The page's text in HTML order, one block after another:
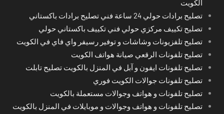
الكويت
تصليح برادات حولي 24 ساعة فني تصليح برادات باكستاني
تصليح تكييف مركزي حولي فني تكييف باكستاني حولي
تصليح تلفزيونات وشاشات و توفير رسيفر واي فاي في الكويت
تصليح تلفونات الرقعي صيانة هواتف الكويت
تصليح تلفونات ايفون و آبل في المنزل بالكويت تصليح تابلت
تصليح تلفونات جوالات الكويت فوري
تصليح تلفونات و هواتف وجوالات مستعملة بالكويت
تصليح تلفونات و هواتف وجوالات و موبايلات في المنزل بالكويت